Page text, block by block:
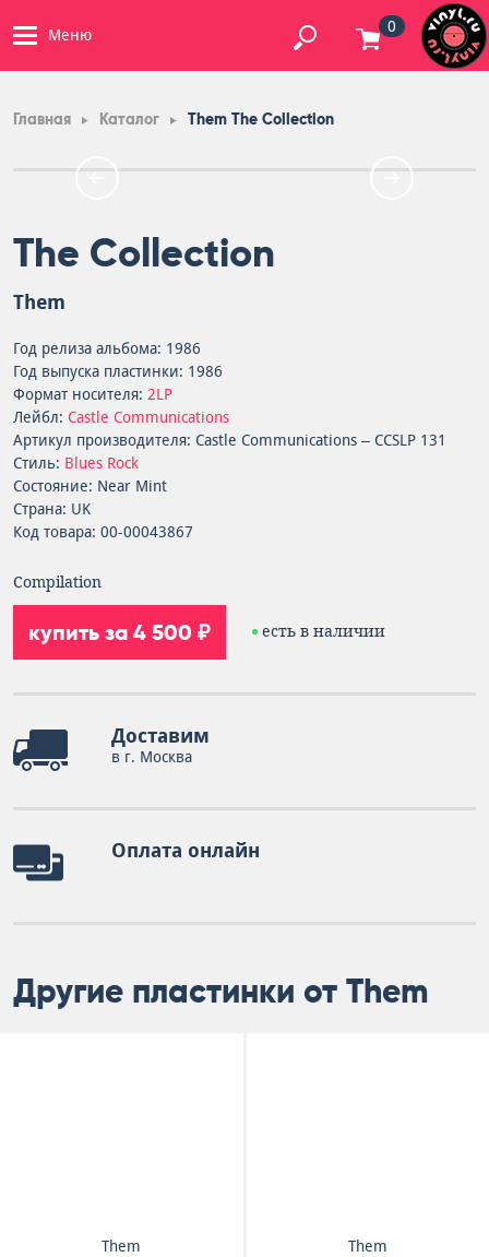
Меню 0
Главная Каталог Them The Collection
The Collection
Them
Год релиза альбома: 1986
Год выпуска пластинки: 1986
Формат носителя: 2LP
Лейбл: Castle Communications
Артикул производителя: Castle Communications – CCSLP 131
Стиль: Blues Rock
Состояние: Near Mint
Страна: UK
Код товара: 00-00043867
Compilation
купить за 4 500 ₽ есть в наличии
Доставим
в г. Москва
Оплата онлайн
Другие пластинки от Them
Them
Them